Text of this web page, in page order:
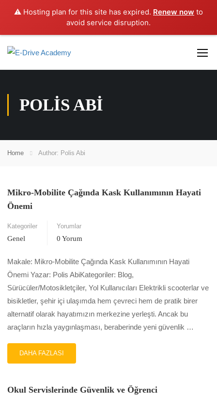
⚠️ Hosting plan for this site has expired. Renew now to
avoid service disruption.
POLIS ABI
Home Author: Polis Abi
Mikro-Mobilite Çağında Kask Kullanımının Hayati
Önemi
Kategoriler
Genel
Yorumlar
0 Yorum
Makale: Mikro-Mobilite Çağında Kask Kullanımının Hayati
Önemi Yazar: Polis AbiKategoriler: Blog,
Sürücüler/Motosikletçiler, Yol Kullanıcıları Elektrikli scooterlar ve
bisikletler, şehir içi ulaşımda hem çevreci hem de pratik birer
alternatif olarak hayatımızın merkezine yerleşti. Ancak bu
araçların hızla yaygınlaşması, beraberinde yeni güvenlik …
READ
MORE
MOBILITE
DAHA FAZLASI
Okul Servislerinde Güvenlik ve Öğrenci